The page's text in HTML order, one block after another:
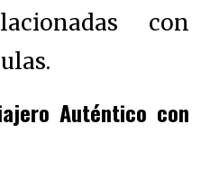
con
Auténtico con